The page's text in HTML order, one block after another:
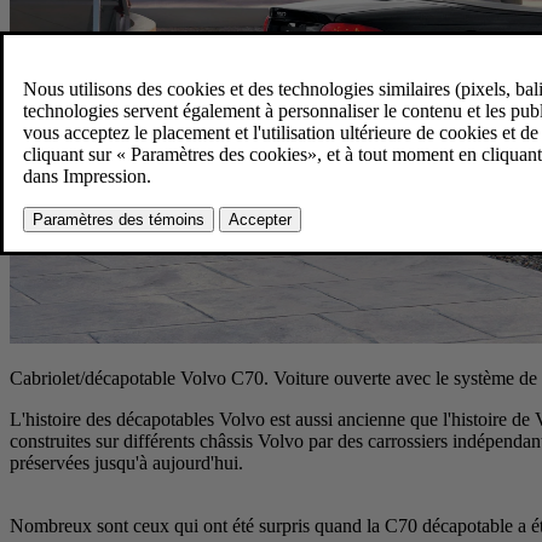
Cabriolet/décapotable Volvo C70. Voiture ouverte avec le système
L'histoire des décapotables Volvo est aussi ancienne que l'histoire
construites sur différents châssis Volvo par des carrossiers
préservées jusqu'à aujourd'hui.
Nombreux sont ceux qui ont été surpris quand la C70 décapotable a